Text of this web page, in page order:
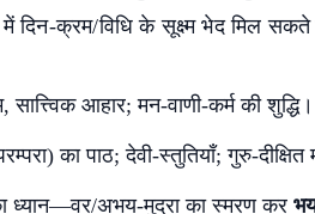
में दिन-क्रम/विधि के सूक्ष्म भेद मिल
आहार; मन-वाणी-कर्म की शुद्धि।
का पाठ; देवी-स्तुतियाँ; गुरु-
ध्यान—वर/अभय-मुद्रा का स्मरण कर